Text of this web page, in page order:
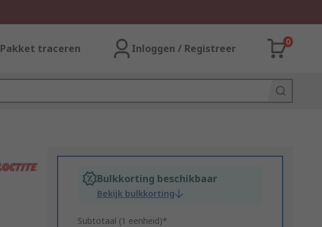
Pakket traceren Inloggen / Registreer
0
Bulkkorting beschikbaar
Bekijk bulkkorting
Subtotaal (1 eenheid)*